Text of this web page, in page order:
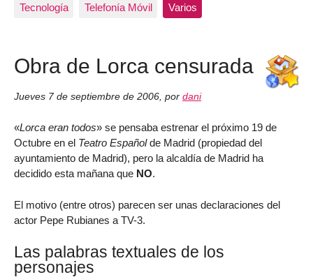
Tecnología Telefonía Móvil Varios
Obra de Lorca censurada
Jueves 7 de septiembre de 2006, por dani
«Lorca eran todos» se pensaba estrenar el próximo 19 de
Octubre en el Teatro Españolde Madrid (propiedad del
ayuntamiento de Madrid), pero la alcaldía de Madrid ha
decidido esta mañana que NO.
El motivo (entre otros) parecen ser unas declaraciones del
actor Pepe Rubianes a TV-3.
Las palabras textuales de los
personajes